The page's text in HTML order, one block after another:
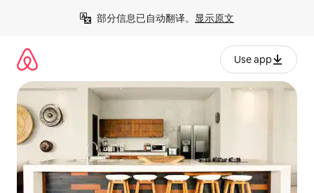
部分信息已自动翻译。 显示原文
Use app